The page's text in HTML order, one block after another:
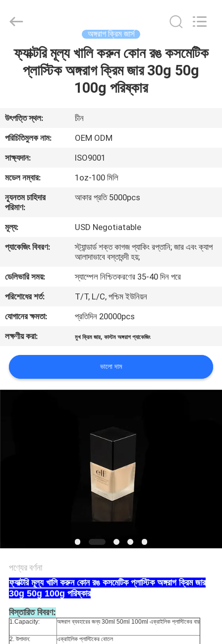
বাড়ি
আমাদের
সম্পর্কে
কারখানা
ভ্রমণ
নিয়ন্ত্রণ
করুন
উদ্ধৃতির
জন্য
সাইট
Plastic
Reserved.
অঙ্গরাগ ক্রিম জার্স
ফ্যাক্টরি মূল্য খালি করুন কোন রঙ কসমেটিক
প্লাস্টিক অঙ্গরাগ ক্রিম জার 30g 50g
100g পরিষ্কার
উৎপত্তি স্থল:
চীন
পরিচিতিমুলক নাম:
OEM ODM
সাক্ষ্যদান:
ISO9001
মডেল নম্বার:
1oz-100 মিলি
ন্যূনতম চাহিদার
পরিমাণ:
আকার প্রতি 5000pcs
মূল্য:
USD Negotiatable
প্যাকেজিং বিবরণ:
স্ট্যান্ডার্ড শক্ত কাগজ প্যাকিং রপ্তানি; জার এবং ক্যাপ
আলাদাভাবে বস্তাবন্দী হয়;
ডেলিভারি সময়:
স্যাম্পেল নিশ্চিতকরণের 35-40 দিন পরে
পরিশোধের শর্ত:
T/T, L/C, পশ্চিম ইউনিয়ন
যোগানের ক্ষমতা:
প্রতিদিন 20000pcs
লক্ষণীয় করা:
মুখ ক্রিম জার,কাস্টম অঙ্গরাগ প্যাকেজিং
ভালো দাম
পণ্যের বর্ণনা
ফ্যাক্টরি মূল্য খালি করুন কোন রঙ কসমেটিক প্লাস্টিক অঙ্গরাগ ক্রিম জার
30g 50g 100g পরিষ্কার
বিস্তারিত বিবরণ:
1.Capacity: অঙ্গরাগ ব্যবহারের জন্য 30ml 50ml 100ml এক্রাইলিক প্লাস্টিকের বার
2. উপাদান: এক্রাইলিক প্লাস্টিকের বোতল